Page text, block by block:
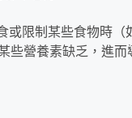
或限制某些食物時（
些營養素缺乏，進而